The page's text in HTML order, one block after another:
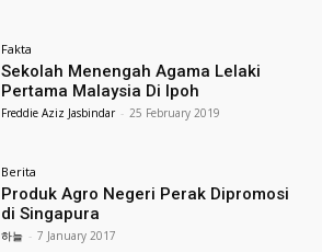
Fakta
Sekolah Menengah Agama Lelaki
Pertama Malaysia Di Ipoh
Freddie Aziz Jasbindar - 25 February 2019
Berita
Produk Agro Negeri Perak Dipromosi
di Singapura
하늘 - 7 January 2017